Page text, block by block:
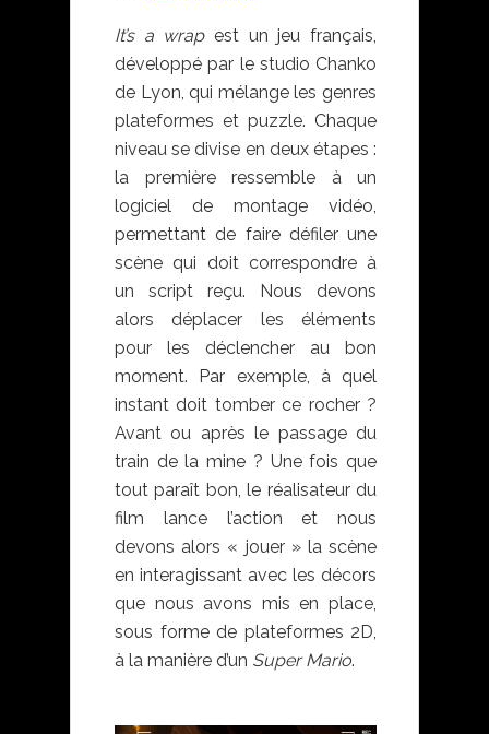
It’s a wrapest un jeu français,
développé par le studio Chanko
de Lyon, qui mélange les genres
plateformes et puzzle. Chaque
niveau se divise en deux étapes :
la première ressemble à un
logiciel de montage vidéo,
permettant de faire défiler une
scène qui doit correspondre à
un script reçu. Nous devons
alors déplacer les éléments
pour les déclencher au bon
moment. Par exemple, à quel
instant doit tomber ce rocher ?
Avant ou après le passage du
train de la mine ? Une fois que
tout paraît bon, le réalisateur du
film lance l’action et nous
devons alors « jouer » la scène
en interagissant avec les décors
que nous avons mis en place,
sous forme de plateformes 2D,
à la manière d’un Super Mario.